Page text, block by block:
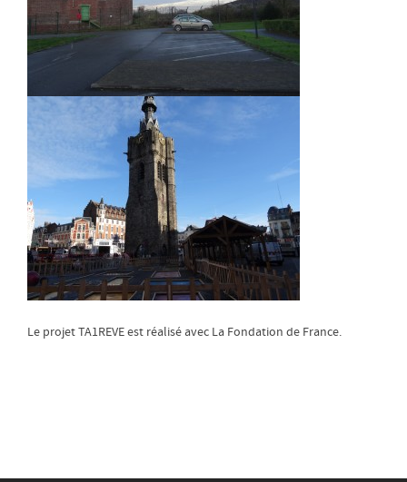
Le projet TA1REVE est réalisé avec La Fondation de France.